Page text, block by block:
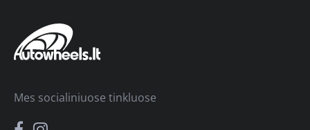
Mes socialiniuose tinkluose